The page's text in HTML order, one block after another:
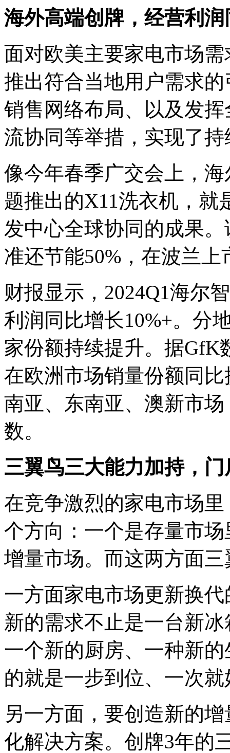
海外高端创牌，经营利
面对欧美主要家电市场
推出符合当地用户需求
销售网络布局、以及发
流协同等举措，实现了
像今年春季广交会上，
题推出的X11洗衣机，就
发中心全球协同的成果
准还节能50%，在波兰
财报显示，2024Q1海尔
利润同比增长10%+。分
家份额持续提升。据GfK
在欧洲市场销量份额同
南亚、东南亚、澳新市
数。
三翼鸟三大能力加持，
在竞争激烈的家电市场
个方向：一个是存量市
增量市场。而这两方面
一方面家电市场更新换
新的需求不止是一台新
一个新的厨房、一种新
的就是一步到位、一次
另一方面，要创造新的
化解决方案。创牌3年的